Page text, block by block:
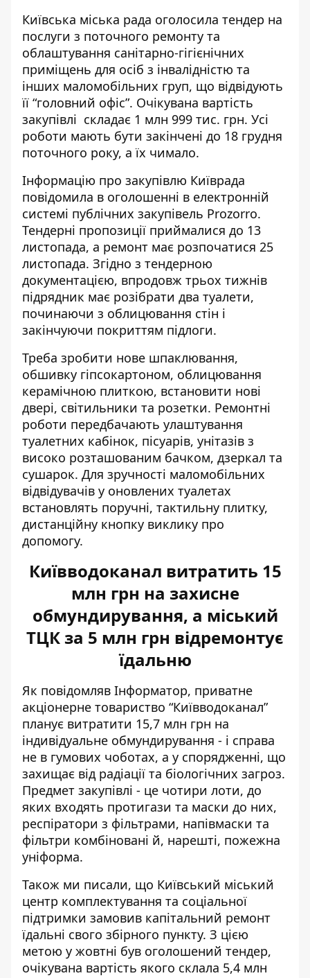
Київська міська рада оголосила тендер на
послуги з поточного ремонту та
облаштування санітарно-гігієнічних
приміщень для осіб з інвалідністю та
інших маломобільних груп, що відвідують
її “головний офіс”. Очікувана вартість
закупівлі складає 1 млн 999 тис. грн. Усі
роботи мають бути закінчені до 18 грудня
поточного року, а їх чимало.
Інформацію про закупівлю Київрада
повідомила в оголошенні в електронній
системі публічних закупівель Prozorro.
Тендерні пропозиції приймалися до 13
листопада, а ремонт має розпочатися 25
листопада. Згідно з тендерною
документацією, впродовж трьох тижнів
підрядник має розібрати два туалети,
починаючи з облицювання стін і
закінчуючи покриттям підлоги.
Треба зробити нове шпаклювання,
обшивку гіпсокартоном, облицювання
керамічною плиткою, встановити нові
двері, світильники та розетки. Ремонтні
роботи передбачають улаштування
туалетних кабінок, пісуарів, унітазів з
високо розташованим бачком, дзеркал та
сушарок. Для зручності маломобільних
відвідувачів у оновлених туалетах
встановлять поручні, тактильну плитку,
дистанційну кнопку виклику про
допомогу.
Київводоканал витратить 15
млн грн на захисне
обмундирування, а міський
ТЦК за 5 млн грн відремонтує
їдальню
Як повідомляв Інформатор, приватне
акціонерне товариство “Київводоканал”
планує витратити 15,7 млн грн на
індивідуальне обмундирування - і справа
не в гумових чоботах, а у спорядженні, що
захищає від радіації та біологічних загроз.
Предмет закупівлі - це чотири лоти, до
яких входять протигази та маски до них,
респіратори з фільтрами, напівмаски та
фільтри комбіновані й, нарешті, пожежна
уніформа.
Також ми писали, що Київський міський
центр комплектування та соціальної
підтримки замовив капітальний ремонт
їдальні свого збірного пункту. З цією
метою у жовтні був оголошений тендер,
очікувана вартість якого склала 5,4 млн